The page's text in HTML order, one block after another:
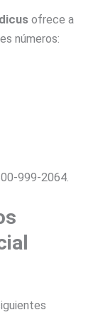
ofrece a
números:
999-2064.